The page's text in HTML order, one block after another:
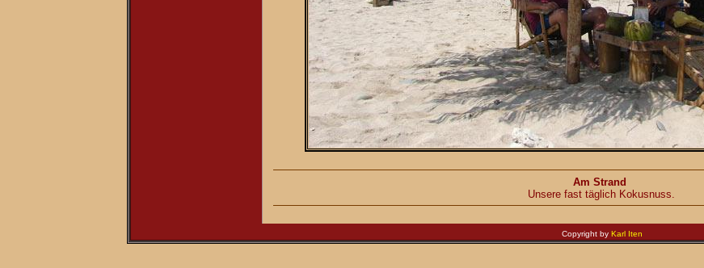
Am Strand
Unsere fast täglich Kokusnuss.
Copyright by Karl Iten